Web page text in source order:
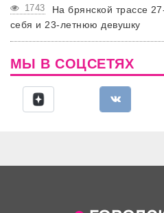
1743
На брянской трассе
себя и 23-летнюю девушку
МЫ В СОЦСЕТЯХ